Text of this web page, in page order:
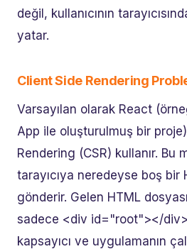
değil, kullanıcının
yatar.
Client Side Rendering
Varsayılan olarak React
App ile oluşturulmuş bir
Rendering (CSR) kullanır. Bu
tarayıcıya neredeyse boş bir
gönderir. Gelen HTML
sadece <div id="root"></
kapsayıcı ve uygulamanın